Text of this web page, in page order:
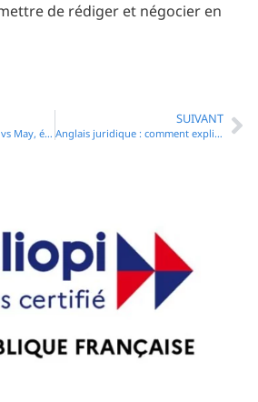
de rédiger et négocier en
Anglais juridique : Must vs May, éviter les erreurs dans les contrats en anglais
SUIVANT
Anglais juridique : comment expliquer une clause d’indemnisation à vos clients internationaux